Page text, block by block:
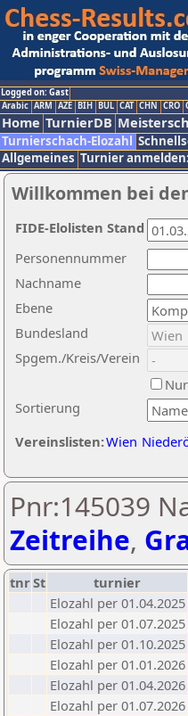
Logged on: Gast
Arabic ARM AZE BIH BUL CAT CHN CRO
Home TurnierDB
Turnierschach-Elozahl
Allgemeines Turnier
Willkommen bei
Nachname
Ebene
Sortierung
Personennummer
Bundesland
Spgem./Kreis/Verein
Vereinslisten:Wien
FIDE-Elolisten Stand
Pnr:145039
Zeitreihe,
tnrSt turnier
Elozahl per 01.04.2025
Elozahl per 01.07.2025
Elozahl per 01.10.2025
Elozahl per 01.01.2026
Elozahl per 01.04.2026
Elozahl per 01.07.2026